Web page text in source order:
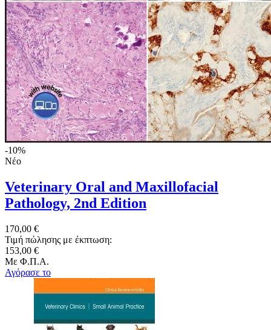
-10%
Νέο
Veterinary Oral and Maxillofacial
Pathology, 2nd Edition
170,00 €
Τιμή πώλησης με έκπτωση:
153,00 €
Με Φ.Π.Α.
Αγόρασε το